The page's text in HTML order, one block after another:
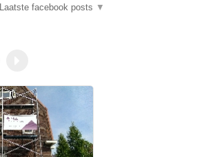
Laatste facebook posts ▼